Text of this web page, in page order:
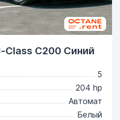
Class C200 Синий
5
204 hp
Автомат
Белый